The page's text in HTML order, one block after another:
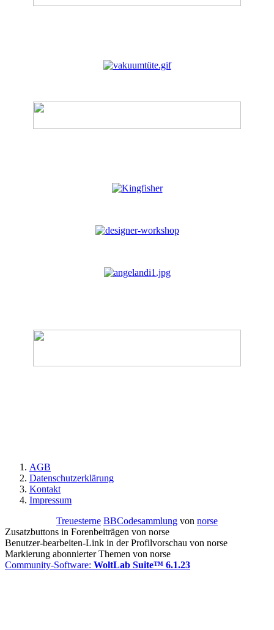
AGB
Datenschutzerklärung
Kontakt
Impressum
Treuesterne BBCodesammlung von norse
Zusatzbuttons in Forenbeiträgen von norse
Benutzer-bearbeiten-Link in der Profilvorschau von norse
Markierung abonnierter Themen von norse
Community-Software: WoltLab Suite™ 6.1.23